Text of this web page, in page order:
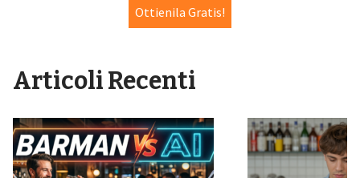
Ottienila Gratis!
Articoli Recenti